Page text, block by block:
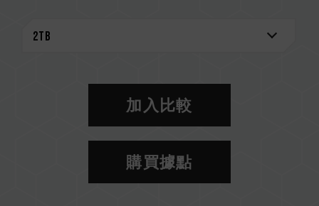
中國新型專利 (證書號 : CN 211019739 U)
加入比較
購買據點